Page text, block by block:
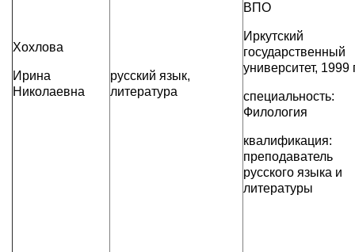
Хохлова
Ирина
Николаевна
русский язык,
литература
ВПО
Иркутский
государственный
университет, 1999
специальность:
Филология
квалификация:
преподаватель
русского языка и
литературы